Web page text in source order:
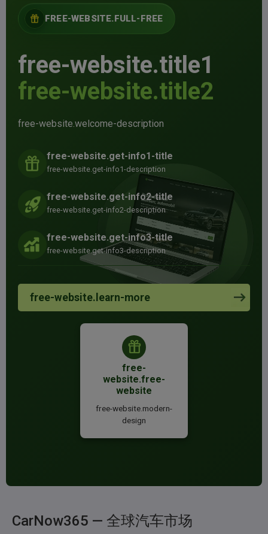
FREE-WEBSITE.FULL-FREE
free-website.title1
free-website.title2
free-website.welcome-description
free-website.get-info1-title
free-website.get-info1-description
free-website.get-info2-title
free-website.get-info2-description
free-website.get-info3-title
free-website.get-info3-description
free-website.learn-more
free-
website.free-
website
free-website.modern-
design
CarNow365 — 全球汽车市场